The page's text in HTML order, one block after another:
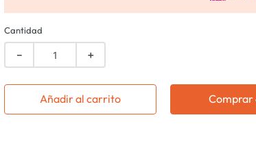
Cantidad
＋
－
Añadir al carrito Comprar